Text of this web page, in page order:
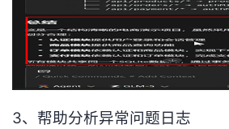
3、帮助分析异常问题日志